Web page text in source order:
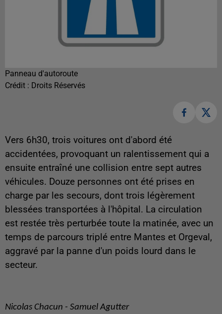
Panneau d'autoroute
Crédit : Droits Réservés
Vers 6h30, trois voitures ont d'abord été
accidentées, provoquant un ralentissement qui a
ensuite entraîné une collision entre sept autres
véhicules. Douze personnes ont été prises en
charge par les secours, dont trois légèrement
blessées transportées à l'hôpital. La circulation
est restée très perturbée toute la matinée, avec un
temps de parcours triplé entre Mantes et Orgeval,
aggravé par la panne d'un poids lourd dans le
secteur.
Nicolas Chacun - Samuel Agutter